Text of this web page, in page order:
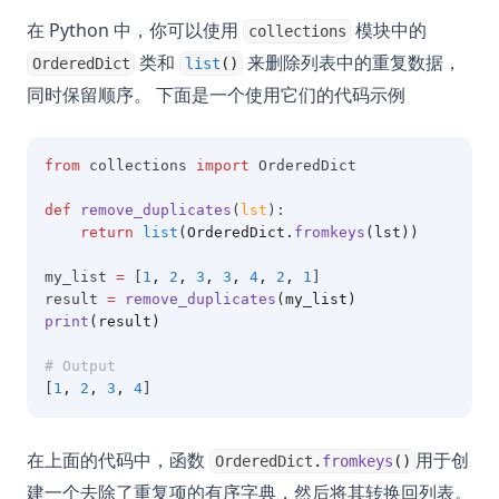
在 Python 中，你可以使用 collections 模块中的
OrderedDict 类和 list ()
来删除列表中的重复数据，
同时保留顺序。 下面是一个使用它们的代码示例
from collections import OrderedDict
def remove_duplicates ( lst ):
return
list (OrderedDict. fromkeys (lst))
my_list = 1 , 2 , 3 , 3 , 4 , 2 , 1
result = remove_duplicates (my_list)
print (result)
# Output
1 , 2 , 3 , 4
在上面的代码中，函数 OrderedDict . fromkeys () 用于创
建一个去除了重复项的有序字典，然后将其转换回列表。